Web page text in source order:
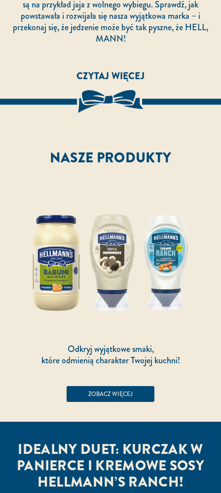
są na przykład jaja z wolnego wybiegu. Sprawdź, jak
powstawała i rozwijała się nasza wyjątkowa marka – i
przekonaj się, że jedzenie może być tak pyszne, że HELL,
MANN!
CZYTAJ WIĘCEJ
NASZE PRODUKTY
Odkryj wyjątkowe smaki,
które odmienią charakter Twojej kuchni!
ZOBACZ WIĘCEJ
IDEALNY DUET: KURCZAK W
PANIERCE I KREMOWE SOSY
HELLMANN’S RANCH!